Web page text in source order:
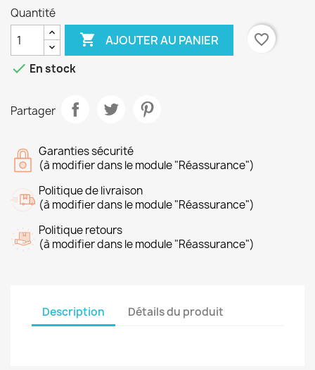
Quantité
 AJOUTER AU PANIER
favorite_border
 En stock
Partager
Garanties sécurité
(à modifier dans le module "Réassurance")
Politique de livraison
(à modifier dans le module "Réassurance")
Politique retours
(à modifier dans le module "Réassurance")
Description Détails du produit